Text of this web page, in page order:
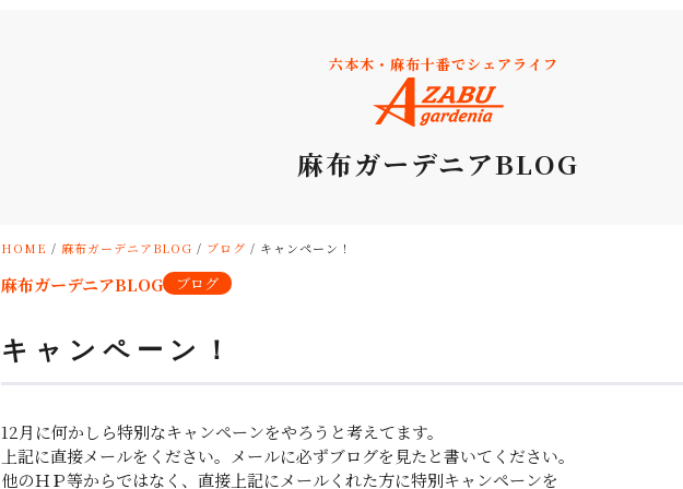
六本木・麻布十番でシェアライフ
麻布ガーデニアBLOG
HOME / 麻布ガーデニアBLOG / ブログ / キャンペーン！
麻布ガーデニアBLOG ブログ
キャンペーン！
12月に何かしら特別なキャンペーンをやろうと考えてます。
上記に直接メールをください。メールに必ずブログを見たと書いてください。
他のＨＰ等からではなく、直接上記にメールくれた方に特別キャンペーンを